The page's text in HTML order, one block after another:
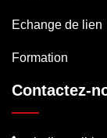
Echange de lien
Formation
Contactez-